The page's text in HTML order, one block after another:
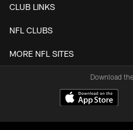
CLUB LINKS
NFL CLUBS
MORE NFL SITES
Download